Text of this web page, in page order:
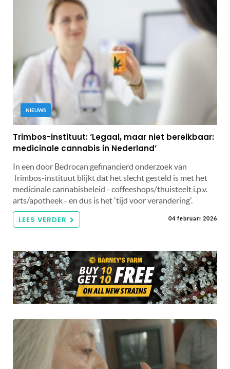
NIEUWS
Trimbos-instituut: ‘Legaal, maar niet bereikbaar:
medicinale cannabis in Nederland’
In een door Bedrocan gefinancierd onderzoek van
Trimbos-instituut blijkt dat het slecht gesteld is met het
medicinale cannabisbeleid - coffeeshops/thuisteelt i.p.v.
arts/apotheek - en dus is het 'tijd voor verandering'.
LEES VERDER 04 februari 2026